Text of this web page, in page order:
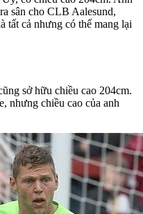
sân cho CLB Aalesund,
tất cả nhưng có thể mang lại
sở hữu chiều cao 204cm.
nhưng chiều cao của anh